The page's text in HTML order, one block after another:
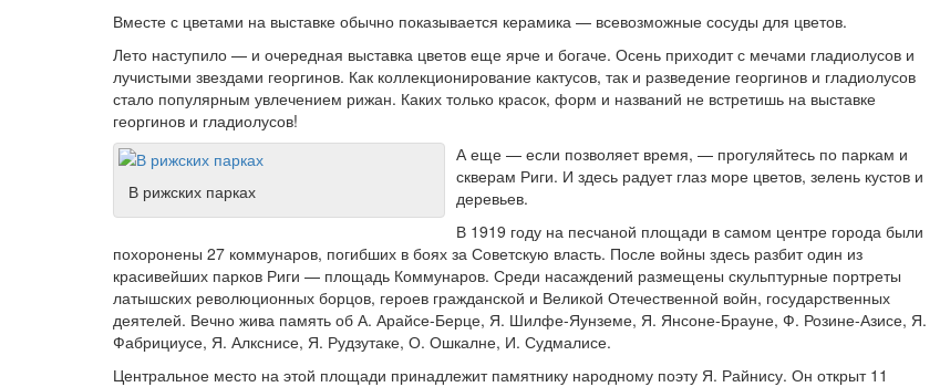
Вместе с цветами на выставке обычно показывается керамика — всевозможные сосуды для цветов.
Лето наступило — и очередная выставка цветов еще ярче и богаче. Осень приходит с мечами гладиолусов и
лучистыми звездами георгинов. Как коллекционирование кактусов, так и разведение георгинов и гладиолусов
стало популярным увлечением рижан. Каких только красок, форм и названий не встретишь на выставке
георгинов и гладиолусов!
В рижских парках
А еще — если позволяет время, — прогуляйтесь по паркам и
скверам Риги. И здесь радует глаз море цветов, зелень кустов и
деревьев.
В 1919 году на песчаной площади в самом центре города были
похоронены 27 коммунаров, погибших в боях за Советскую власть. После войны здесь разбит один из
красивейших парков Риги — площадь Коммунаров. Среди насаждений размещены скульптурные портреты
латышских революционных борцов, героев гражданской и Великой Отечественной войн, государственных
деятелей. Вечно жива память об А. Арайсе-Берце, Я. Шилфе-Яунземе, Я. Янсоне-Брауне, Ф. Розине-Азисе, Я.
Фабрициусе, Я. Алкснисе, Я. Рудзутаке, О. Ошкалне, И. Судмалисе.
Центральное место на этой площади принадлежит памятнику народному поэту Я. Райнису. Он открыт 11